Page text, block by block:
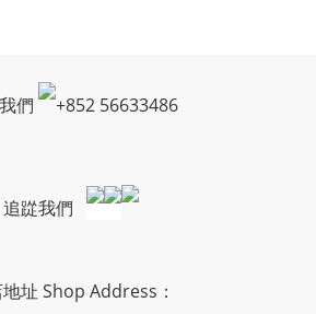
們 +852 56633486
追踨我們
址 Shop Address：